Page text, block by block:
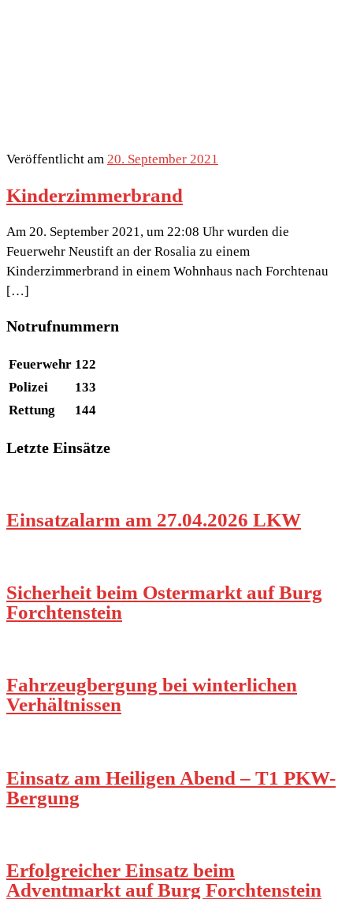
Veröffentlicht am 20. September 2021
Kinderzimmerbrand
Am 20. September 2021, um 22:08 Uhr wurden die
Feuerwehr Neustift an der Rosalia zu einem
Kinderzimmerbrand in einem Wohnhaus nach Forchtenau
[…]
Notrufnummern
Feuerwehr 122
Polizei
133
Rettung
144
Letzte Einsätze
Einsatzalarm am 27.04.2026 LKW
Sicherheit beim Ostermarkt auf Burg
Forchtenstein
Fahrzeugbergung bei winterlichen
Verhältnissen
Einsatz am Heiligen Abend – T1 PKW-
Bergung
Erfolgreicher Einsatz beim
Adventmarkt auf Burg Forchtenstein